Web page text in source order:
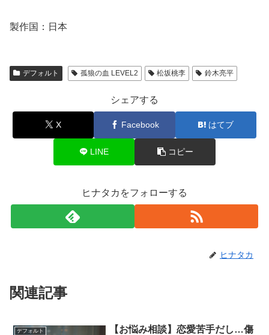
製作国：日本
デフォルト 孤狼の血 LEVEL2 松坂桃李 鈴木亮平
シェアする
X Facebook はてブ
LINE コピー
ヒナタカをフォローする
ヒナタカ
関連記事
デフォルト
【お悩み相談】恋愛苦手だし…傷